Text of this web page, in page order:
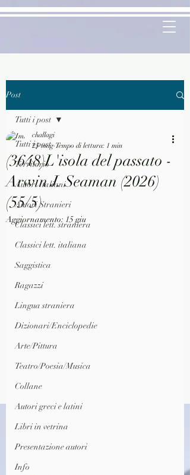
Post
Tutti i post
Territorio
Autori Italiani
Autori Stranieri
Classici lett. straniera
Classici lett. italiana
Saggistica
Ragazzi
Lingua straniera
Dizionari/Enciclopedie
Arte/Pittura
Teatro/Poesia/Musica
Collane
Autori greci e latini
Libri in vetrina
Presentazione autori
Info
Tutti i post
(3648)L'isola del passato -
Arwin J. Seaman (2026)
(55/5)
challagi
25 mag Tempo di lettura: 1 min
Aggiornamento: 15 giu